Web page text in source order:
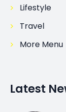
Lifestyle
Travel
More Menu
Latest